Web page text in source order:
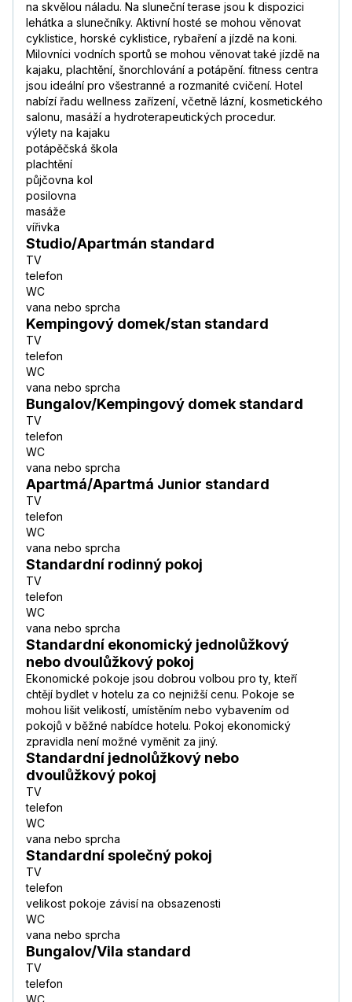
na skvělou náladu. Na sluneční terase jsou k dispozici
lehátka a slunečníky. Aktivní hosté se mohou věnovat
cyklistice, horské cyklistice, rybaření a jízdě na koni.
Milovníci vodních sportů se mohou věnovat také jízdě na
kajaku, plachtění, šnorchlování a potápění. fitness centra
jsou ideální pro všestranné a rozmanité cvičení. Hotel
nabízí řadu wellness zařízení, včetně lázní, kosmetického
salonu, masáží a hydroterapeutických procedur.
výlety na kajaku
potápěčská škola
plachtění
půjčovna kol
posilovna
masáže
vířivka
Studio/Apartmán standard
TV
telefon
WC
vana nebo sprcha
Kempingový domek/stan standard
TV
telefon
WC
vana nebo sprcha
Bungalov/Kempingový domek standard
TV
telefon
WC
vana nebo sprcha
Apartmá/Apartmá Junior standard
TV
telefon
WC
vana nebo sprcha
Standardní rodinný pokoj
TV
telefon
WC
vana nebo sprcha
Standardní ekonomický jednolůžkový
nebo dvoulůžkový pokoj
Ekonomické pokoje jsou dobrou volbou pro ty, kteří
chtějí bydlet v hotelu za co nejnižší cenu. Pokoje se
mohou lišit velikostí, umístěním nebo vybavením od
pokojů v běžné nabídce hotelu. Pokoj ekonomický
zpravidla není možné vyměnit za jiný.
Standardní jednolůžkový nebo
dvoulůžkový pokoj
TV
telefon
WC
vana nebo sprcha
Standardní společný pokoj
TV
telefon
velikost pokoje závisí na obsazenosti
WC
vana nebo sprcha
Bungalov/Vila standard
TV
telefon